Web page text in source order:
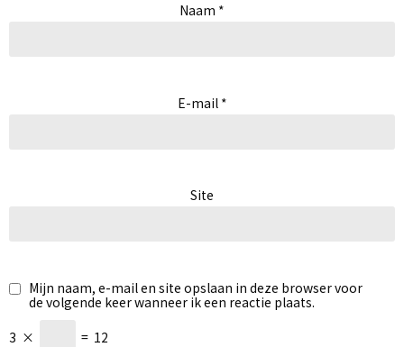
Naam *
E-mail *
Site
Mijn naam, e-mail en site opslaan in deze browser voor
de volgende keer wanneer ik een reactie plaats.
3 × = 12